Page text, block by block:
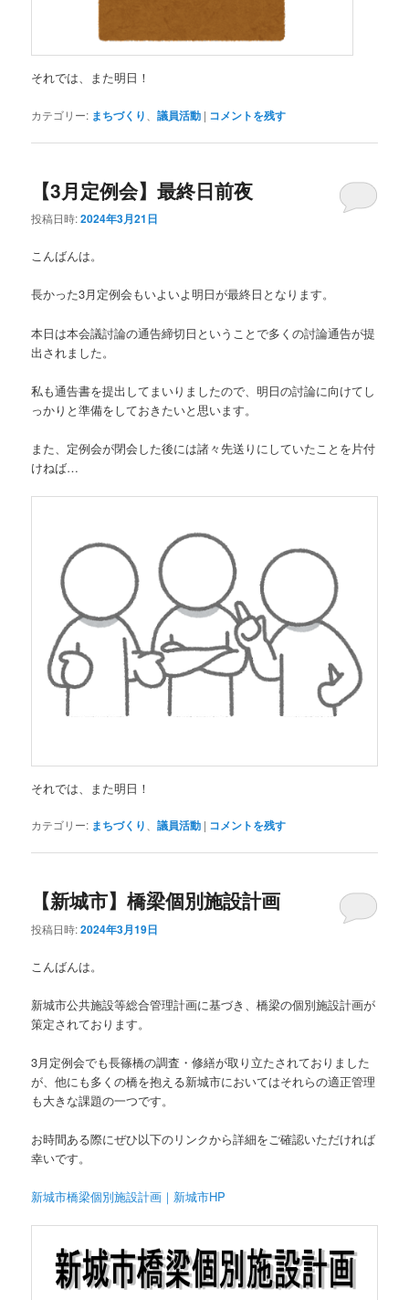
それでは、また明日！
カテゴリー: まちづくり 、議員活動 | コメントを残す
【3月定例会】最終日前夜
投稿日時:2024年3月21日
こんばんは。
長かった3月定例会もいよいよ明日が最終日となります。
本日は本会議討論の通告締切日ということで多くの討論通告が提
出されました。
私も通告書を提出してまいりましたので、明日の討論に向けてし
っかりと準備をしておきたいと思います。
また、定例会が閉会した後には諸々先送りにしていたことを片付
けねば…
それでは、また明日！
カテゴリー: まちづくり 、議員活動 | コメントを残す
【新城市】橋梁個別施設計画
投稿日時:2024年3月19日
こんばんは。
新城市公共施設等総合管理計画に基づき、橋梁の個別施設計画が
策定されております。
3月定例会でも長篠橋の調査・修繕が取り立たされておりました
が、他にも多くの橋を抱える新城市においてはそれらの適正管理
も大きな課題の一つです。
お時間ある際にぜひ以下のリンクから詳細をご確認いただければ
幸いです。
新城市橋梁個別施設計画｜新城市HP